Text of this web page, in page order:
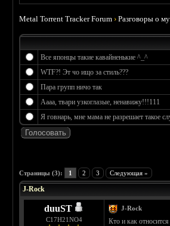
Metal Torrent Tracker Forum ›Разговоры о
Все японцы такие кавайненькие ^_^
WTF?! Эт чо ищо за стиль???
Пара групп ничо так
Аааа, твари узкоглазые, ненавижу!!!111
Я говнарь, мне мама не разрешает такое
Страницы (3): 1 2 3 Следующая »
J-Rock
duuST
С17H21NO4
J-Rock
Кто и как